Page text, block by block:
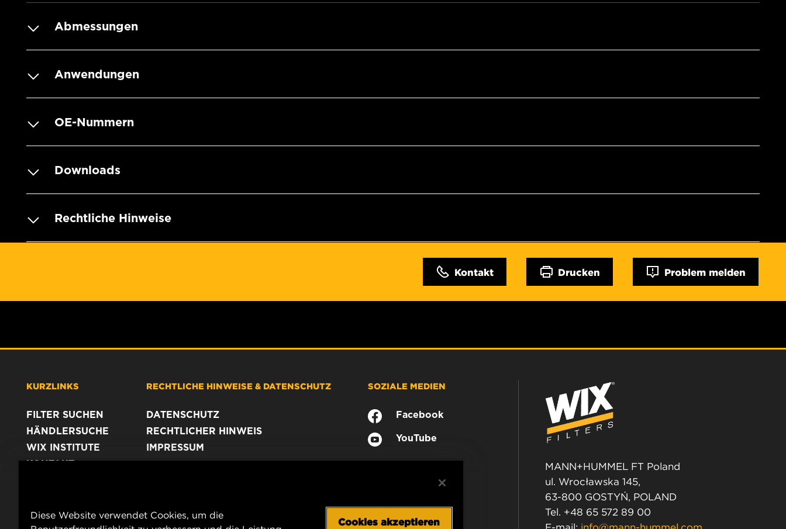
Abmessungen
Anwendungen
OE-Nummern
Downloads
Rechtliche Hinweise
Kontakt Drucken Problem melden
KURZLINKS
FILTER SUCHEN
HÄNDLERSUCHE
WIX INSTITUTE
KONTAKT
RECHTLICHE HINWEISE & DATENSCHUTZ
DATENSCHUTZ
RECHTLICHER HINWEIS
IMPRESSUM
SOZIALE MEDIEN
Facebook
YouTube
MANN+HUMMEL FT Poland
ul. Wrocławska 145,
63-800 GOSTYŃ, POLAND
Tel. +48 65 572 89 00
Diese Website verwendet Cookies, um die
Cookies akzeptieren